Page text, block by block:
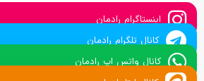
اینستاگرام رادمان
کانال تلگرام رادمان
کانال واتس اپ رادمان